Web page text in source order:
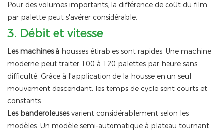
Pour des volumes importants, la différence de coût du film
par palette peut s'avérer considérable.
3. Débit et vitesse
Les machines à housses étirables sont rapides. Une machine
moderne peut traiter 100 à 120 palettes par heure sans
difficulté. Grâce à l'application de la housse en un seul
mouvement descendant, les temps de cycle sont courts et
constants.
Les banderoleuses varient considérablement selon les
modèles. Un modèle semi-automatique à plateau tournant